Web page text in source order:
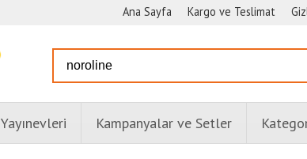
Ana Sayfa Kargo ve Teslimat
Yayınevleri Kampanyalar ve Setler